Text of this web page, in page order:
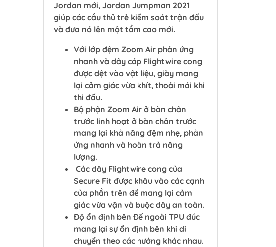
Jordan mới, Jordan Jumpman 2021
giúp các cầu thủ trẻ kiểm soát trận đấu
và đưa nó lên một tầm cao mới.
Với lớp đệm Zoom Air phản ứng
nhanh và dây cáp Flightwire cong
được dệt vào vật liệu, giày mang
lại cảm giác vừa khít, thoải mái khi
thi đấu.
Bộ phận Zoom Air ở bàn chân
trước linh hoạt ở bàn chân trước
mang lại khả năng đệm nhẹ, phản
ứng nhanh và hoàn trả năng
lượng.
Các dây Flightwire cong của
Secure Fit được khâu vào các cạnh
của phần trên để mang lại cảm
giác vừa vặn và buộc dây an toàn.
Độ ổn định bên Đế ngoài TPU đúc
mang lại sự ổn định bên khi di
chuyển theo các hướng khác nhau.